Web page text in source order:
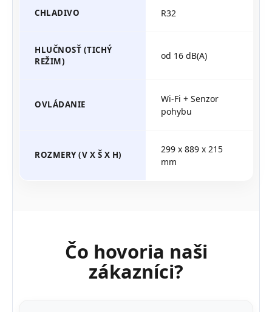
CHLADIVO R32
HLUČNOSŤ (TICHÝ
REŽIM)
od 16 dB(A)
OVLÁDANIE
Wi-Fi + Senzor
pohybu
ROZMERY (V X Š X H)
299 x 889 x 215
mm
Čo hovoria naši
zákazníci?